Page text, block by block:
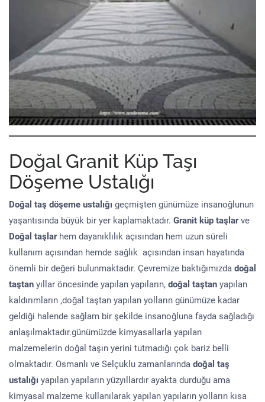
Doğal Granit Küp Taşı
Döşeme Ustalığı
Doğal taş döşeme ustalığı geçmişten günümüze insanoğlunun
yaşantısında büyük bir yer kaplamaktadır. Granit küp taşlarve
Doğal taşlar hem dayanıklılık açısından hem uzun süreli
kullanım açısından hemde sağlık açısından insan hayatında
önemli bir değeri bulunmaktadır. Çevremize baktığımızda doğal
taştan yıllar öncesinde yapılan yapıların, doğal taştan yapılan
kaldırımların ,doğal taştan yapılan yolların günümüze kadar
geldiği halende sağlam bir şekilde insanoğluna fayda sağladığı
anlaşılmaktadır.günümüzde kimyasallarla yapılan
malzemelerin doğal taşın yerini tutmadığı çok bariz belli
olmaktadır. Osmanlı ve Selçuklu zamanlarında doğal taş
ustalığı yapılan yapıların yüzyıllardır ayakta durduğu ama
kimyasal malzeme kullanılarak yapılan yapıların yolların kısa